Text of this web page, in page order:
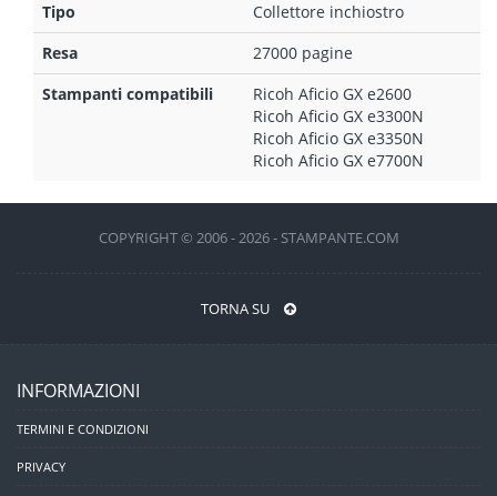
Tipo
Collettore inchiostro
Resa
27000 pagine
Stampanti compatibili
Ricoh Aficio GX e2600
Ricoh Aficio GX e3300N
Ricoh Aficio GX e3350N
Ricoh Aficio GX e7700N
COPYRIGHT © 2006 - 2026 - STAMPANTE.COM
TORNA SU
INFORMAZIONI
TERMINI E CONDIZIONI
PRIVACY